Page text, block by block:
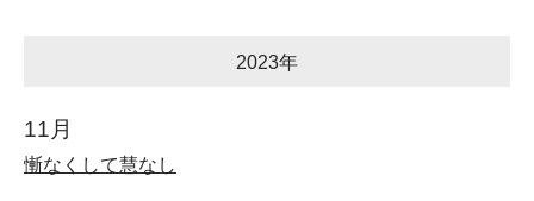
2023年
11月
慚なくして慧なし